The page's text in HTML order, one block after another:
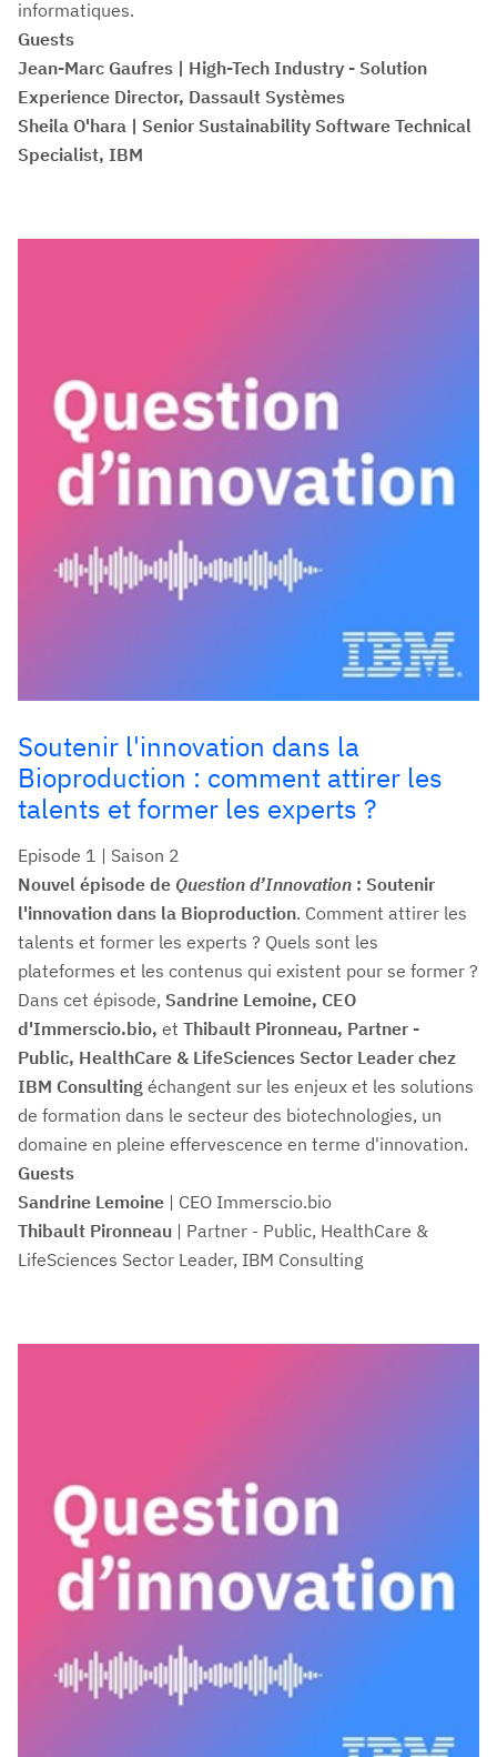
informatiques.
Guests
Jean-Marc Gaufres | High-Tech Industry - Solution
Experience Director, Dassault Systèmes
Sheila O'hara | Senior Sustainability Software Technical
Specialist, IBM
Soutenir l'innovation dans la
Bioproduction : comment attirer les
talents et former les experts ?
Episode 1 | Saison 2
Nouvel épisode de Question d’Innovation : Soutenir
l'innovation dans la Bioproduction. Comment attirer les
talents et former les experts ? Quels sont les
plateformes et les contenus qui existent pour se former ?
Dans cet épisode, Sandrine Lemoine, CEO
d'Immerscio.bio, et Thibault Pironneau, Partner -
Public, HealthCare & LifeSciences Sector Leader chez
IBM Consulting échangent sur les enjeux et les solutions
de formation dans le secteur des biotechnologies, un
domaine en pleine effervescence en terme d'innovation.
Guests
Sandrine Lemoine | CEO Immerscio.bio
Thibault Pironneau | Partner - Public, HealthCare &
LifeSciences Sector Leader, IBM Consulting